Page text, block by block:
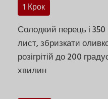
1 Крок
Солодкий перець і
лист, збризкати
розігрітій до 200
хвилин